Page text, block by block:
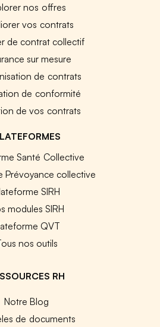
nos offres
vos contrats
de contrat collectif
sur mesure
de contrats
de conformité
de vos contrats
Santé Collective
Prévoyance collective
SIRH
modules SIRH
QVT
nos outils
RH
Notre Blog
de documents